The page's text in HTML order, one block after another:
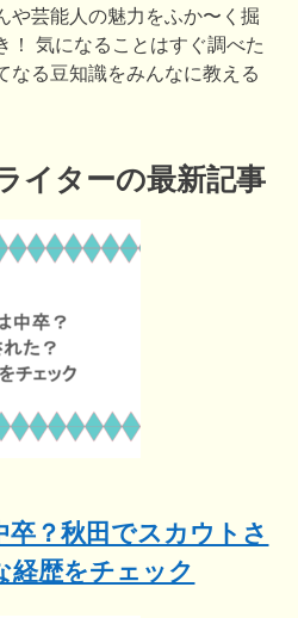
や芸能人の魅力をふか〜く掘
！ 気になることはすぐ調べた
なる豆知識をみんなに教える
イターの最新記事
卒？秋田でスカウトさ
経歴をチェック